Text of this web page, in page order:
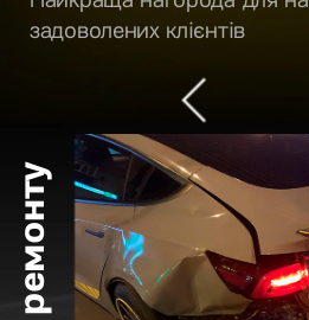
задоволених клієнтів
до ремонту